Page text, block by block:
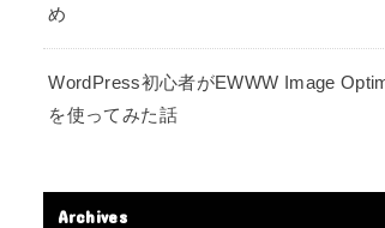
め
WordPress初心者がEWWW Image
を使ってみた話
Archives